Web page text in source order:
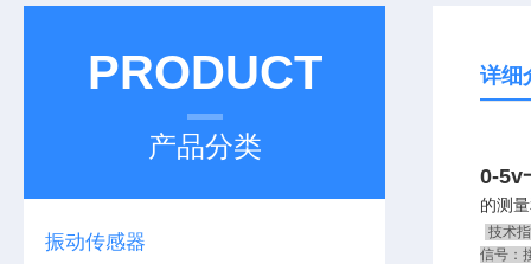
PRODUCT
产品分类
振动传感器
详细
0-5v
的测
技术
信号：